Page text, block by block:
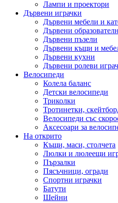
Лампи и проектори
Дървени играчки
Дървени мебели и
Дървени
Дървени пъзели
Дървени къщи и
Дървени кухни
Дървени ролеви
Велосипеди
Колела баланс
Детски велосипеди
Триколки
Тротинетки,
Велосипеди със
Аксесоари за
На открито
Къщи, маси, столчета
Люлки и люлеещи
Пързалки
Пясъчници, огради
Спортни играчки
Батути
Шейни